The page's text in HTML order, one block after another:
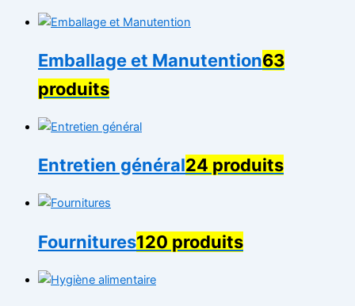
Emballage et Manutention63
produits
Entretien général24 produits
Fournitures120 produits